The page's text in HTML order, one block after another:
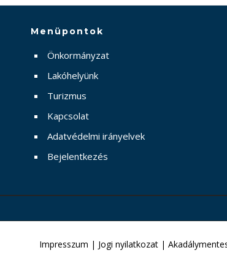
Menüpontok
Önkormányzat
Lakóhelyünk
Turizmus
Kapcsolat
Adatvédelmi irányelvek
Bejelentkezés
Impresszum | Jogi nyilatkozat |